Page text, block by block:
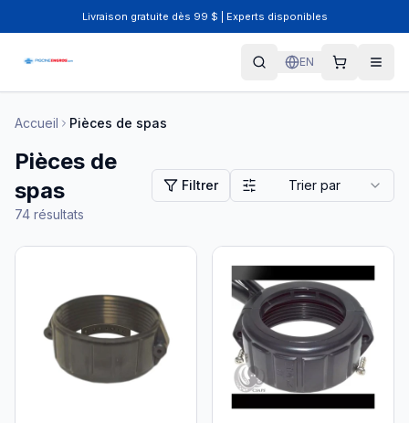
Livraison gratuite dès 99 $ | Experts disponibles
EN
Accueil Pièces de spas
Pièces de
spas
74 résultats
Filtrer Trier par